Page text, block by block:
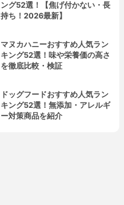
ング52選！【焦げ付かない・長
持ち！2026最新】
マヌカハニーおすすめ人気ラン
キング52選！味や栄養価の高さ
を徹底比較・検証
ドッグフードおすすめ人気ラン
キング52選！無添加・アレルギ
ー対策商品を紹介